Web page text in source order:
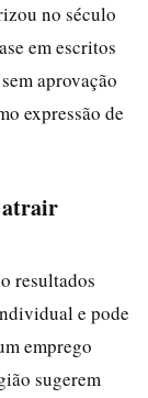
no século
em escritos
aprovação
expressão de
atrair
resultados
e pode
emprego
sugerem